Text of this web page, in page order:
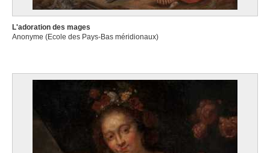
L'adoration des mages
Anonyme (Ecole des Pays-Bas méridionaux)